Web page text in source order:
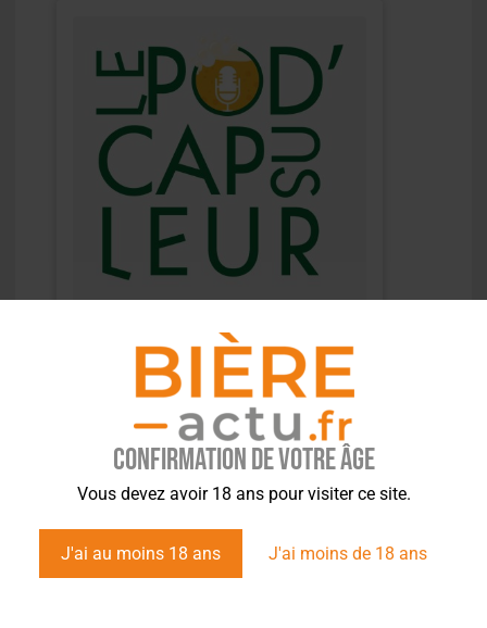
Confirmation de votre âge
Vous devez avoir 18 ans pour visiter ce site.
J'ai au moins 18 ans J'ai moins de 18 ans